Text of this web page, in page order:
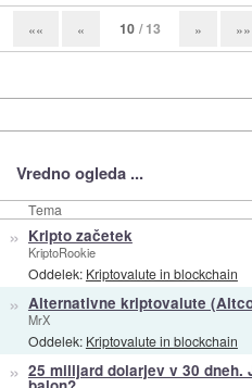
«« « 10 / 13 » »»
Vredno ogleda ...
Tema
» Kripto začetek
KriptoRookie
Oddelek: Kriptovalute in blockchain
» Alternativne kriptovalute
MrX
Oddelek: Kriptovalute in blockchain
» 25 milijard dolarjev v 30 dneh.